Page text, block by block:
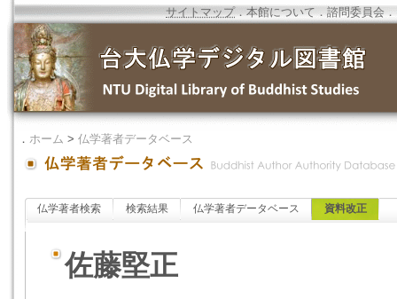
サイトマップ．本館について ．諮問委員会 ．
． ホーム > 仏学著者データベース
仏学著者検索 検索結果 仏学著者データベース 資料改正
佐藤堅正